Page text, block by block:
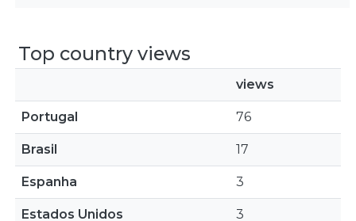
Top country views
views
Portugal 76
Brasil 17
Espanha 3
Estados Unidos 3